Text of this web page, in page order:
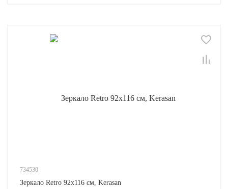
734530
Зеркало Retro 92х116 см, Kerasan